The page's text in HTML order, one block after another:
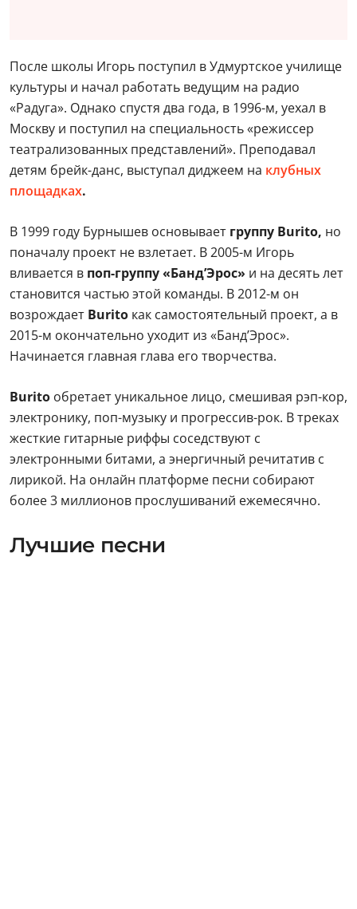
После школы Игорь поступил в Удмуртское училище
культуры и начал работать ведущим на радио
«Радуга». Однако спустя два года, в 1996-м, уехал в
Москву и поступил на специальность «режиссер
театрализованных представлений». Преподавал
детям брейк-данс, выступал диджеем на клубных
площадках.
В 1999 году Бурнышев основывает группу Burito, но
поначалу проект не взлетает. В 2005-м Игорь
вливается в поп-группу «Банд’Эрос» и на десять лет
становится частью этой команды. В 2012-м он
возрождает Burito как самостоятельный проект, а в
2015-м окончательно уходит из «Банд’Эрос».
Начинается главная глава его творчества.
Burito обретает уникальное лицо, смешивая рэп-кор,
электронику, поп-музыку и прогрессив-рок. В треках
жесткие гитарные риффы соседствуют с
электронными битами, а энергичный речитатив с
лирикой. На онлайн платформе песни собирают
более 3 миллионов прослушиваний ежемесячно.
Лучшие песни